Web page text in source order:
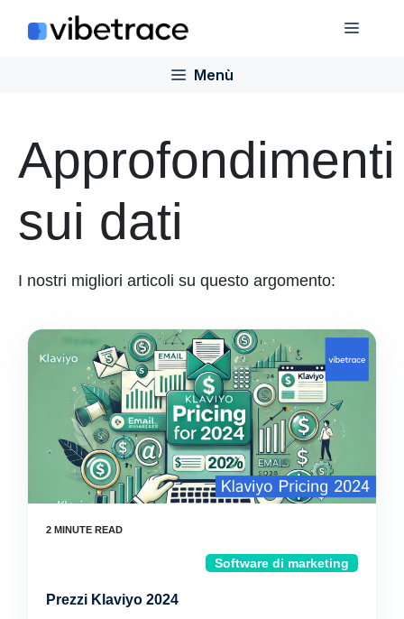
Menù
Menù
Approfondimenti
sui dati
I nostri migliori articoli su questo argomento:
Software di marketing
Prezzi Klaviyo 2024